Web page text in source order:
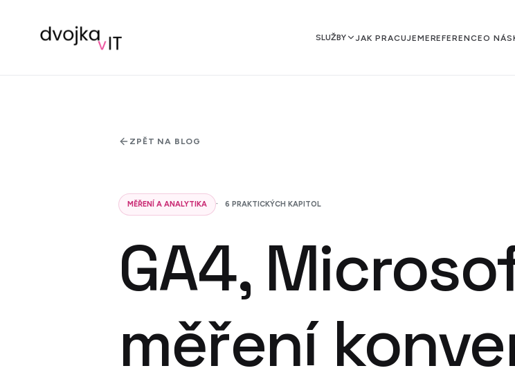
SLUŽBY JAK PRACUJEMEREFERENCEO NÁS
ZPĚT NA BLOG
MĚŘENÍ A ANALYTIKA 6 PRAKTICKÝCH KAPITOL
GA4,
měření